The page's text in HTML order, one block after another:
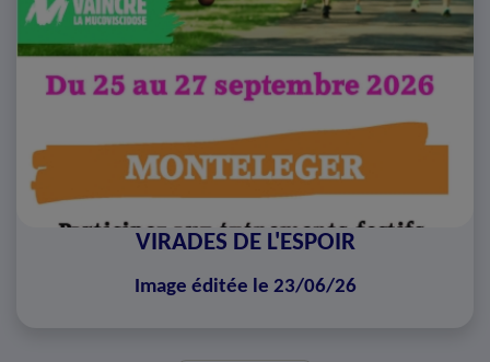
VIRADES DE L'ESPOIR
Image éditée le 23/06/26